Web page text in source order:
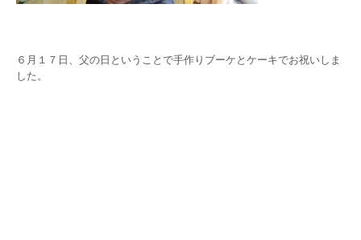
６月１７日、父の日ということで手作りブーケとケーキでお祝いしま
した。